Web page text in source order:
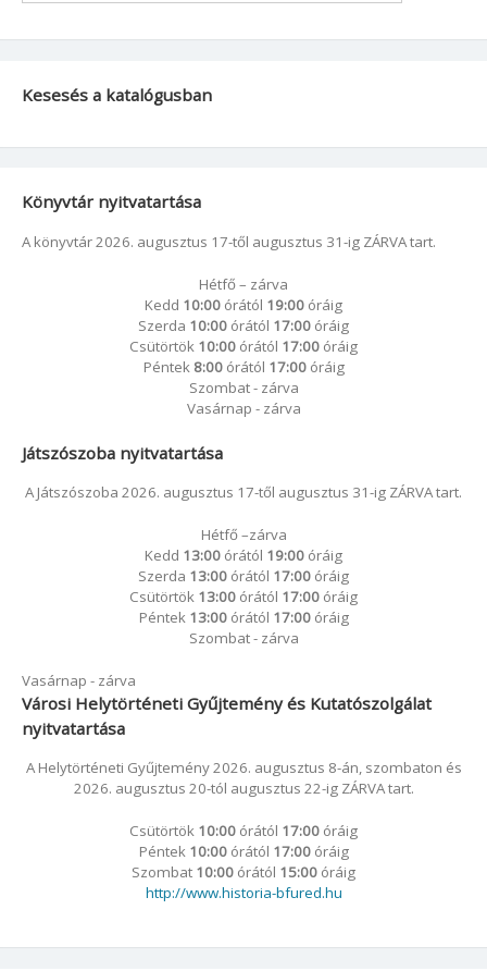
Kesesés a katalógusban
Könyvtár nyitvatartása
A könyvtár 2026. augusztus 17-től augusztus 31-ig ZÁRVA tart.
Hétfő – zárva
Kedd 10:00 órától 19:00 óráig
Szerda 10:00 órától 17:00 óráig
Csütörtök 10:00 órától 17:00 óráig
Péntek 8:00órától 17:00óráig
Szombat - zárva
Vasárnap - zárva
Játszószoba nyitvatartása
A Játszószoba 2026. augusztus 17-től augusztus 31-ig ZÁRVA tart.
Hétfő –zárva
Kedd 13:00 órától 19:00 óráig
Szerda 13:00 órától 17:00 óráig
Csütörtök 13:00 órától 17:00 óráig
Péntek 13:00órától 17:00óráig
Szombat - zárva
Vasárnap - zárva
Városi Helytörténeti Gyűjtemény és Kutatószolgálat
nyitvatartása
A Helytörténeti Gyűjtemény 2026. augusztus 8-án, szombaton és
2026. augusztus 20-tól augusztus 22-ig ZÁRVA tart.
Csütörtök 10:00 órától 17:00 óráig
Péntek 10:00órától 17:00óráig
Szombat 10:00 órától 15:00 óráig
http://www.historia-bfured.hu